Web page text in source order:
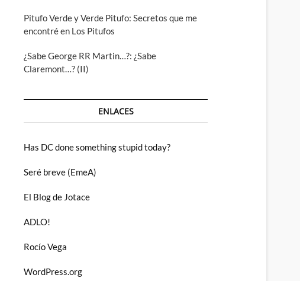
Pitufo Verde y Verde Pitufo: Secretos que me
encontré en Los Pitufos
¿Sabe George RR Martin…?: ¿Sabe
Claremont…? (II)
ENLACES
Has DC done something stupid today?
Seré breve (EmeA)
El Blog de Jotace
ADLO!
Rocío Vega
WordPress.org